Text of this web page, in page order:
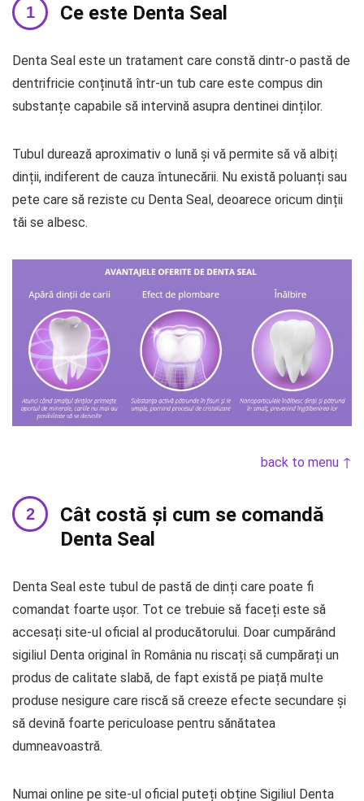
Ce este Denta Seal
Denta Seal este un tratament care constă dintr-o pastă de
dentrifricie conținută într-un tub care este compus din
substanțe capabile să intervină asupra dentinei dinților.
Tubul durează aproximativ o lună și vă permite să vă albiți
dinții, indiferent de cauza întunecării. Nu există poluanți sau
pete care să reziste cu Denta Seal, deoarece oricum dinții
tăi se albesc.
back to menu ↑
Cât costă și cum se comandă
Denta Seal
Denta Seal este tubul de pastă de dinți care poate fi
comandat foarte ușor. Tot ce trebuie să faceți este să
accesați site-ul oficial al producătorului. Doar cumpărând
sigiliul Denta original în România nu riscați să cumpărați un
produs de calitate slabă, de fapt există pe piață multe
produse nesigure care riscă să creeze efecte secundare și
să devină foarte periculoase pentru sănătatea
dumneavoastră.
Numai online pe site-ul oficial puteți obține Sigiliul Denta